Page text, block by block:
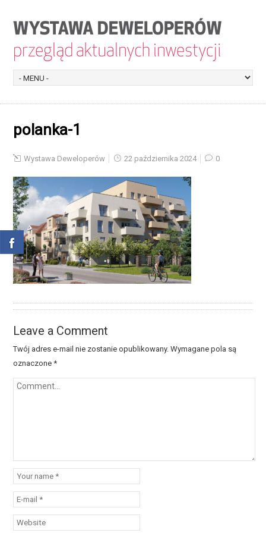
polanka-1
Wystawa Deweloperów 22 października 2024 0
Leave a Comment
Twój adres e-mail nie zostanie opublikowany. Wymagane pola są
oznaczone*